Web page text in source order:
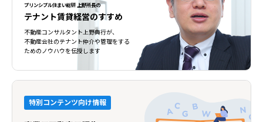
プリンシプル住まい総研 上野所長の
テナント賃貸経営のすすめ
不動産コンサルタント上野典行が、
不動産会社のテナント仲介や管理をする
ためのノウハウを伝授します
特別コンテンツ向け情報